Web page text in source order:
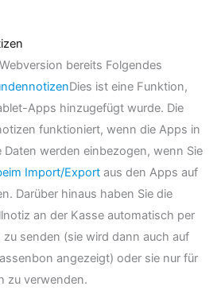
bereits Folgendes
Dies ist eine Funktion,
Apps hinzugefügt wurde. Die
funktioniert, wenn die Apps in
Daten werden einbezogen, wenn Sie
Import/Export aus den Apps auf
Darüber hinaus haben Sie die
an der Kasse automatisch per
senden (sie wird dann auch auf
angezeigt) oder sie nur für
zu verwenden.